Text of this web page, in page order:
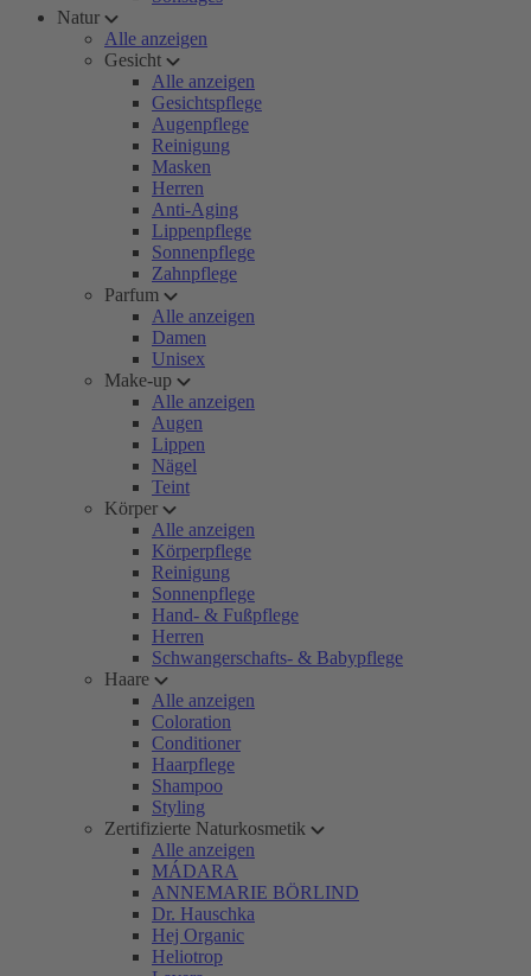
Natur
Alle anzeigen
Gesicht
Alle anzeigen
Gesichtspflege
Augenpflege
Reinigung
Masken
Herren
Anti-Aging
Lippenpflege
Sonnenpflege
Zahnpflege
Parfum
Alle anzeigen
Damen
Unisex
Make-up
Alle anzeigen
Augen
Lippen
Nägel
Teint
Körper
Alle anzeigen
Körperpflege
Reinigung
Sonnenpflege
Hand- & Fußpflege
Herren
Schwangerschafts- & Babypflege
Haare
Alle anzeigen
Coloration
Conditioner
Haarpflege
Shampoo
Styling
Zertifizierte Naturkosmetik
Alle anzeigen
MÁDARA
ANNEMARIE BÖRLIND
Dr. Hauschka
Hej Organic
Heliotrop